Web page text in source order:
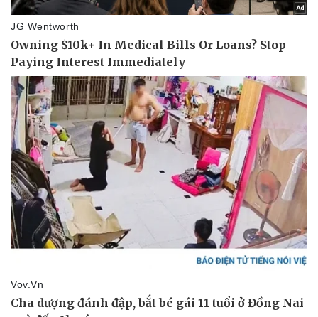
Pháp luật
Vụ án
Tin nóng
Tư vấn luật
Quân sự - Quốc phòng
Việt Nam
Phân tích